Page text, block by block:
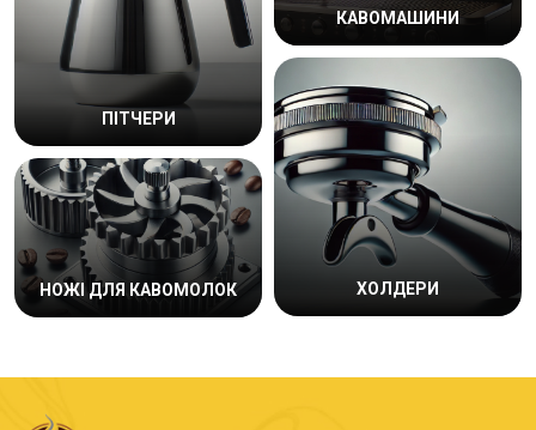
ПІТЧЕРИ
НОЖІ ДЛЯ КАВОМОЛОК
КАВОМАШИНИ
ХОЛДЕРИ